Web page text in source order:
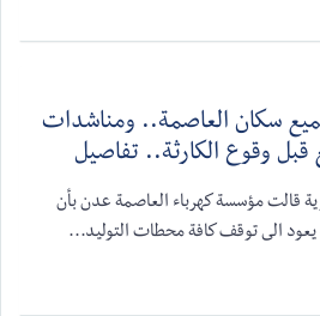
سكان العاصمة.. ومناشدات
قبل وقوع الكارثة.. تفاصيل
قالت مؤسسة كهرباء العاصمة عدن بأن
يعود الى توقف كافة محطات التوليد...